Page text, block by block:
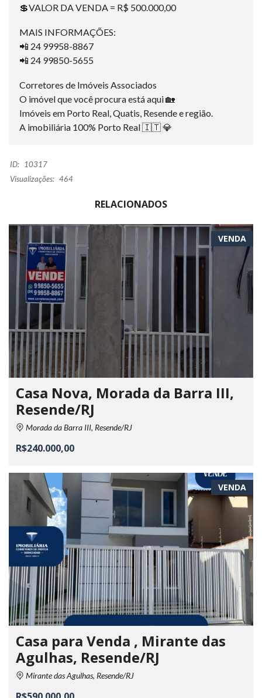
💲VALOR DA VENDA = R$ 500.000,00
MAIS INFORMAÇÕES:
📲 24 99958-8867
📲 24 99850-5655
Corretores de Imóveis Associados
O imóvel que você procura está aqui 🏡
Imóveis em Porto Real, Quatis, Resende e região.
A imobiliária 100% Porto Real 🇮🇹 💎
ID: 10317
Visualizações: 464
RELACIONADOS
VENDA
Casa Nova, Morada da Barra III,
Resende/RJ
Morada da Barra III, Resende/RJ
R$240.000,00
VENDA
Casa para Venda , Mirante das
Agulhas, Resende/RJ
Mirante das Agulhas, Resende/RJ